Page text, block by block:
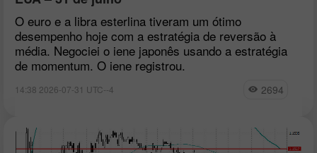
O euro e a libra esterlina tiveram um ótimo
desempenho hoje com a estratégia de reversão à
média. Negociei o iene japonês usando a estratégia
de momentum. O iene registrou.
14:38 2026-07-31 UTC--4 2694